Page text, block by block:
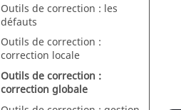
Outils de correction : les
défauts
Outils de correction :
correction locale
Outils de correction :
correction globale